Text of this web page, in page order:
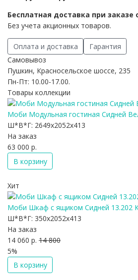
Бесплатная доставка при заказе
Без учета акционных товаров.
Оплата и доставка
Гарантия
Самовывоз
Пушкин, Красносельское шоссе, 235
Пн-Пт: 10.00-17.00.
Товары коллекции
Моби Модульная гостиная Сидней
Ш*В*Г: 2649x2052x413
На заказ
63 000 р.
В корзину
Хит
Моби Шкаф с ящиком Сидней 13.202
Ш*В*Г: 350x2052x413
На заказ
14 060 р. 14 800
5%
В корзину